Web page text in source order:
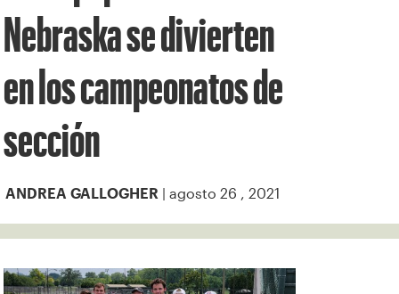
Nebraska se divierten
en los campeonatos de
sección
ANDREA GALLOGHER | agosto 26 , 2021